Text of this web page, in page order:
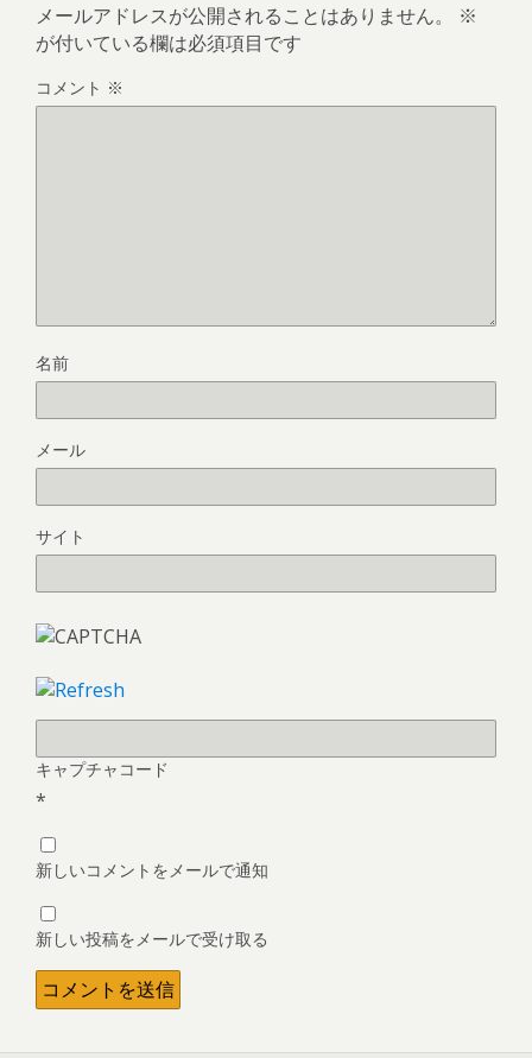
メールアドレスが公開されることはありません。
※
が付いている欄は必須項目です
コメント ※
名前
メール
サイト
キャプチャコード
*
新しいコメントをメールで通知
新しい投稿をメールで受け取る